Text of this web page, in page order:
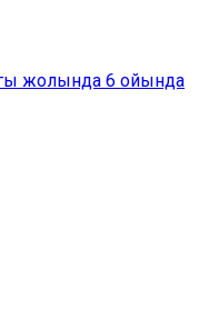
жолында 6 ойында